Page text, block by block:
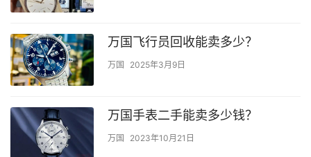
万国飞行员回收能卖多少？
万国 2025年3月9日
万国手表二手能卖多少钱？
万国 2023年10月21日